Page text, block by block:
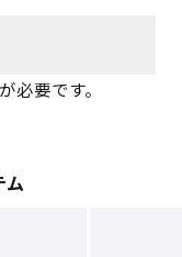
必要です。
ム